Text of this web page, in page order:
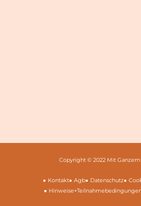
Copyright © 2022 Mit
Kontakt Agb Datenschutz